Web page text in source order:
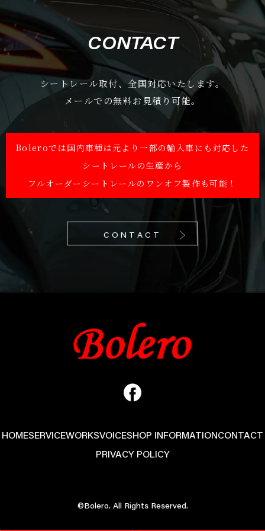
CONTACT
シートレール取付、全国対応いたします。
メールでの無料お見積り可能。
Boleroでは国内車種は元より一部の輸入車にも対応した
シートレールの生産から
フルオーダーシートレールのワンオフ製作も可能！
CONTACT
HOMESERVICEWORKSVOICESHOP INFORMATIONCONTACT
PRIVACY POLICY
©Bolero. All Rights Reserved.